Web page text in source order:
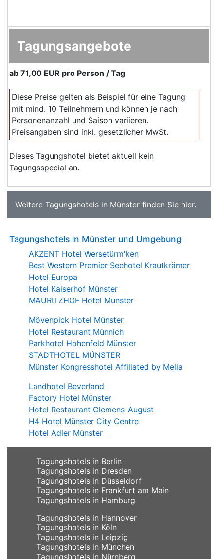
Tagungsangebote
ab 71,00 EUR pro Person / Tag
Diese Preise gelten als Beispiel für eine Tagung
mit mind. 10 Teilnehmern und können je nach
Personenanzahl und Saison variieren.
Preisangaben sind inkl. gesetzlicher MwSt.
Dieses Tagungshotel bietet aktuell kein
Tagungsspecial an.
Weitere Tagungshotels in Münster finden Sie hier.
Tagungshotels in Münster und Umgebung
AKZENT Hotel Wersetürm'ken
Best Western Premier Seehotel Krautkrämer
Hotel Europa
Hotel Kaiserhof Münster
MAURITZHOF Hotel Münster
Mövenpick Hotel Münster
Hotel Restaurant Münnich
Parkhotel Hohenfeld Münster
STADTHOTEL MÜNSTER
Münster Kongresshotel Affiliated by Melia
Landhotel Beverland
Factory Hotel Münster
Hotel Restaurant Clemens-August
H4 Hotel Münster City Centre
Hotel Adler Münster
Tagungshotels in Berlin
Tagungshotels in Dresden
Tagungshotels in Düsseldorf
Tagungshotels in Frankfurt am Main
Tagungshotels in Hamburg
Tagungshotels in Hannover
Tagungshotels in Köln
Tagungshotels in Leipzig
Tagungshotels in München
Tagungshotels in Nürnberg